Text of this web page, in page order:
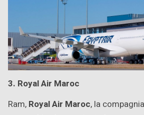
3. Royal Air Maroc
Ram, Royal Air Maroc, la